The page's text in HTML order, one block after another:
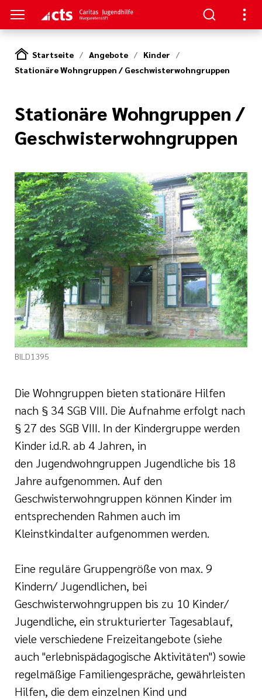
der cts
Dienst
Dienst
Sprechstunde
Startseite Angebote
Kinder
Stationäre Wohngruppen / Geschwisterwohngruppen
Stationäre Wohngruppen /
Geschwisterwohngruppen
BILD1395
Die Wohngruppen bieten stationäre Hilfen
nach § 34 SGB VIII. Die Aufnahme erfolgt nach
§ 27 des SGB VIII. In der Kindergruppe werden
Kinder i.d.R. ab 4 Jahren, in
den Jugendwohngruppen Jugendliche bis 18
Jahre aufgenommen. Auf den
Geschwisterwohngruppen können Kinder im
entsprechenden Rahmen auch im
Kleinstkindalter aufgenommen werden.
Eine reguläre Gruppengröße von max. 9
Kindern/ Jugendlichen, bei
Geschwisterwohngruppen bis zu 10 Kinder/
Jugendliche, ein strukturierter Tagesablauf,
viele verschiedene Freizeitangebote (siehe
auch "erlebnispädagogische Aktivitäten") sowie
regelmäßige Familiengespräche, gewährleisten
Hilfen, die dem einzelnen Kind und